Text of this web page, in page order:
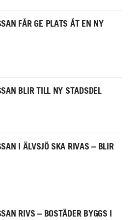
FÅR GE PLATS ÅT EN NY
BLIR TILL NY STADSDEL
I ÄLVSJÖ SKA RIVAS – BLIR
RIVS – BOSTÄDER BYGGS I